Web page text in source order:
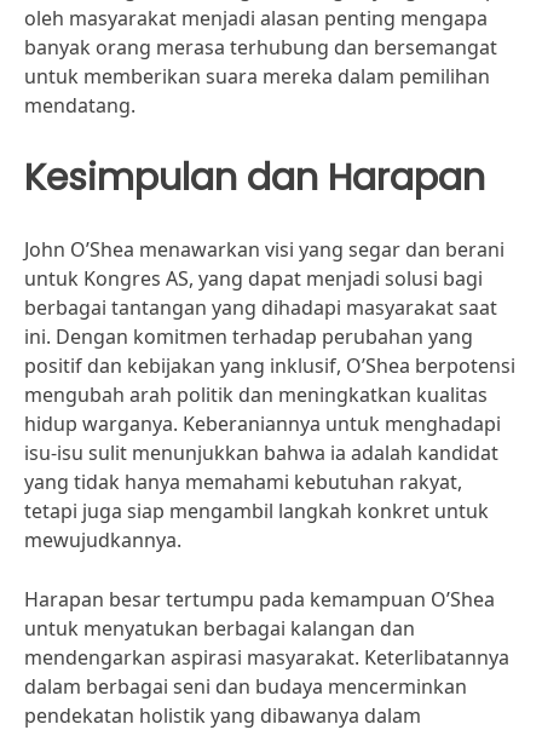
oleh masyarakat menjadi alasan penting mengapa
banyak orang merasa terhubung dan bersemangat
untuk memberikan suara mereka dalam pemilihan
mendatang.
Kesimpulan dan Harapan
John O’Shea menawarkan visi yang segar dan berani
untuk Kongres AS, yang dapat menjadi solusi bagi
berbagai tantangan yang dihadapi masyarakat saat
ini. Dengan komitmen terhadap perubahan yang
positif dan kebijakan yang inklusif, O’Shea berpotensi
mengubah arah politik dan meningkatkan kualitas
hidup warganya. Keberaniannya untuk menghadapi
isu-isu sulit menunjukkan bahwa ia adalah kandidat
yang tidak hanya memahami kebutuhan rakyat,
tetapi juga siap mengambil langkah konkret untuk
mewujudkannya.
Harapan besar tertumpu pada kemampuan O’Shea
untuk menyatukan berbagai kalangan dan
mendengarkan aspirasi masyarakat. Keterlibatannya
dalam berbagai seni dan budaya mencerminkan
pendekatan holistik yang dibawanya dalam